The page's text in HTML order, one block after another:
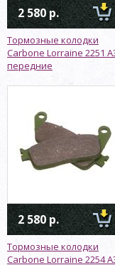
2 580 р.
Тормозные колодки
Carbone Lorraine 2251
передние
2 580 р.
Тормозные колодки
Carbone Lorraine 2254